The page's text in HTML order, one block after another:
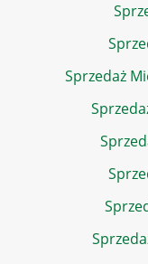
Sprzedaż